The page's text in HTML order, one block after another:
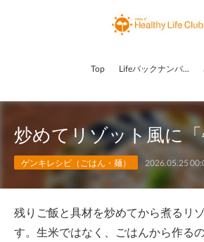
Top Lifeバックナンバー
炒めてリゾット風に「
ゲンキレシピ（ごはん・麺） 2026.05.25
残りご飯と具材を炒めてから煮るリ
す。生米ではなく、ごはんから作る